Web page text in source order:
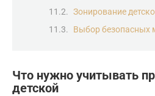
Зонирование
Выбор безопасных
Что нужно учитывать
детской